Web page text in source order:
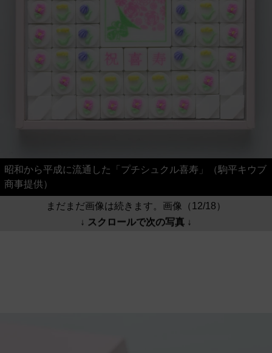
昭和から平成に流通した「プチシュクル喜寿」（駒平キウブ
商事提供）
まだまだ画像は続きます。画像（12/18）
↓ スクロールで次の写真 ↓